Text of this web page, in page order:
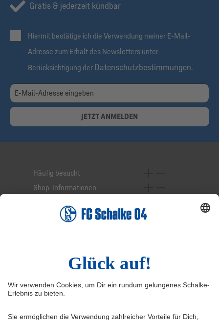
Gratis & jederzeit kündbar
Hiermit bestätige ich die Verwendung meiner E-Mail-
Adresse zum Erhalt des Newsletters unter
Berücksichtigung der Datenschutzbestimmungen.
JETZT ANMELDEN
Häufig besucht
Shop-Informationen
Service-Hotline
Widerruf Vertrag widerrufen AGB